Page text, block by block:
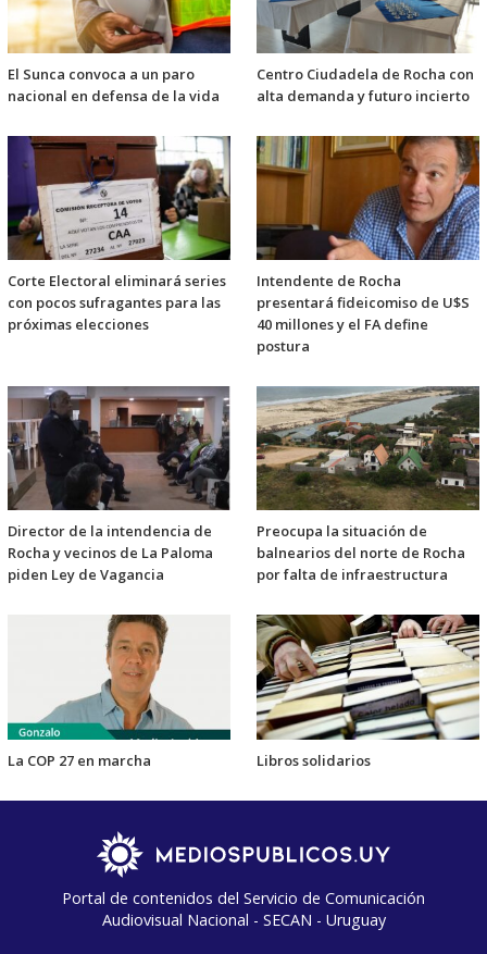
El Sunca convoca a un paro
nacional en defensa de la vida
Centro Ciudadela de Rocha con
alta demanda y futuro incierto
Corte Electoral eliminará series
con pocos sufragantes para las
próximas elecciones
Intendente de Rocha
presentará fideicomiso de U$S
40 millones y el FA define
postura
Director de la intendencia de
Rocha y vecinos de La Paloma
piden Ley de Vagancia
Preocupa la situación de
balnearios del norte de Rocha
por falta de infraestructura
La COP 27 en marcha Libros solidarios
Portal de contenidos del Servicio de Comunicación
Audiovisual Nacional - SECAN - Uruguay